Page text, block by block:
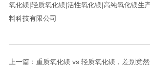
氧化镁|轻质氧化镁|活性氧化镁|高纯氧化镁生
料科技有限公司
上一篇： 重质氧化镁 vs 轻质氧化镁，差别竟